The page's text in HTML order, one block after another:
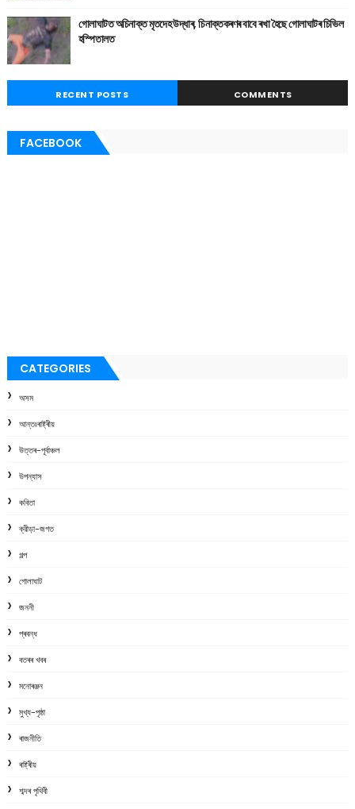
গোলাঘাটত অচিনাক্ত মৃতদেহ উদ্ধাৰ, চিনাক্তকৰণৰ বাবে ৰখা হৈছে গোলাঘাটৰ চিভিল
হস্পিতালত
RECENT POSTS COMMENTS
FACEBOOK
CATEGORIES
অসম
আন্তঃৰাষ্ট্ৰীয়
উত্তৰ-পূৰ্বাঞ্চল
উপন্যাস
কবিতা
ক্রীড়া-জগত
গল্প
গোলাঘাট
জননী
প্ৰবন্ধ
বতৰৰ খবৰ
মনোৰঞ্জন
মুখ্য-পৃষ্ঠা
ৰাজনীতি
ৰাষ্ট্ৰীয়
শব্দৰ পৃথিবী